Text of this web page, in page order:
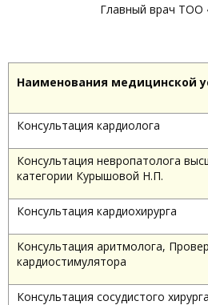
Главный врач ТОО
Наименования медицинской
Консультация кардиолога
Консультация невропатолога
категории Курышовой Н.П.
Консультация кардиохирурга
Консультация аритмолога,
кардиостимулятора
Консультация сосудистого хирурга